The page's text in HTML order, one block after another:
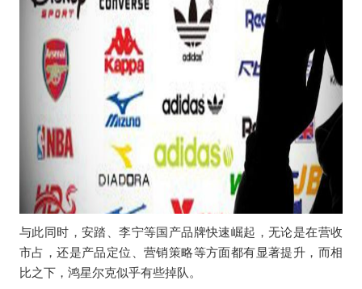
与此同时，安踏、李宁等国产品牌快速崛起，无论是在营收
市占，还是产品定位、营销策略等方面都有显著提升，而相
比之下，鸿星尔克似乎有些掉队。